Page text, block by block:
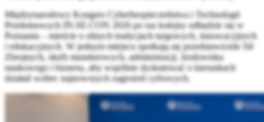
Międzynarodowy Kongres Cyberbezpieczeństwa i Technologii
Przełomowych IN.SE.CON 2026 po raz kolejny odbędzie się w
Poznaniu – mieście o silnych tradycjach targowych, innowacyjnych
i edukacyjnych. W jednym miejscu spotkają się przedstawiciele Sił
Zbrojnych, służb mundurowych, administracji, środowiska
naukowego i biznesu, aby wspólnie dyskutować o kierunkach
działań wobec najnowszych zagrożeń cyfrowych.